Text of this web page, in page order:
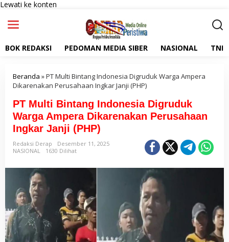
Lewati ke konten
BOK REDAKSI PEDOMAN MEDIA SIBER NASIONAL TNI
Beranda »PT Multi Bintang Indonesia Digruduk Warga Ampera
Dikarenakan Perusahaan Ingkar Janji (PHP)
PT Multi Bintang Indonesia Digruduk
Warga Ampera Dikarenakan Perusahaan
Ingkar Janji (PHP)
Redaksi Derap
Desember 11, 2025
NASIONAL
1630 Dilihat